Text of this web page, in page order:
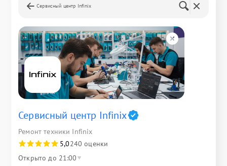
Сервисный центр Infinix
Сервисный центр Infinix
Ремонт техники Infinix
5,0240 оценки
Открыто до 21:00